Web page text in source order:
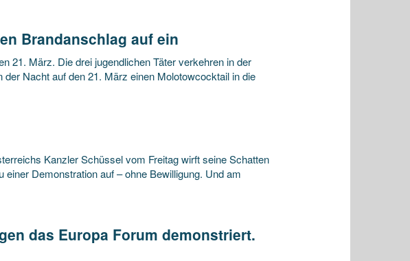
Brandanschlag auf ein
21. März. Die drei jugendlichen Täter verkehren in der
Nacht auf den 21. März einen Molotowcocktail in die
Kanzler Schüssel vom Freitag wirft seine Schatten
Demonstration auf – ohne Bewilligung. Und am
das Europa Forum demonstriert.